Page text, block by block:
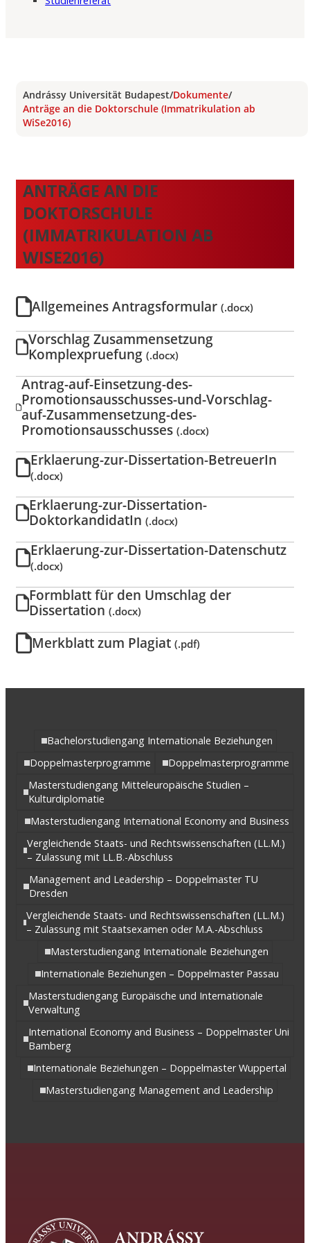
Andrássy Universität Budapest/Dokumente/
Anträge an die Doktorschule (Immatrikulation ab
WiSe2016)
ANTRÄGE AN DIE
DOKTORSCHULE
(IMMATRIKULATION AB
WISE2016)
Allgemeines Antragsformular (.docx)
Vorschlag Zusammensetzung
Komplexpruefung(.docx)
Antrag-auf-Einsetzung-des-
Promotionsausschusses-und-Vorschlag-
auf-Zusammensetzung-des-
Promotionsausschusses (.docx)
Erklaerung-zur-Dissertation-BetreuerIn
(.docx)
Erklaerung-zur-Dissertation-
DoktorkandidatIn (.docx)
Erklaerung-zur-Dissertation-Datenschutz
(.docx)
Formblatt für den Umschlag der
Dissertation(.docx)
Merkblatt zum Plagiat (.pdf)
Bachelorstudiengang Internationale Beziehungen
Doppelmasterprogramme
Doppelmasterprogramme
Masterstudiengang Mitteleuropäische Studien –
Kulturdiplomatie
Masterstudiengang International Economy and Business
Vergleichende Staats- und Rechtswissenschaften (LL.M.)
– Zulassung mit LL.B.-Abschluss
Management and Leadership – Doppelmaster TU
Dresden
Vergleichende Staats- und Rechtswissenschaften (LL.M.)
– Zulassung mit Staatsexamen oder M.A.-Abschluss
Masterstudiengang Internationale Beziehungen
Internationale Beziehungen – Doppelmaster Passau
Masterstudiengang Europäische und Internationale
Verwaltung
International Economy and Business – Doppelmaster Uni
Bamberg
Internationale Beziehungen – Doppelmaster Wuppertal
Masterstudiengang Management and Leadership